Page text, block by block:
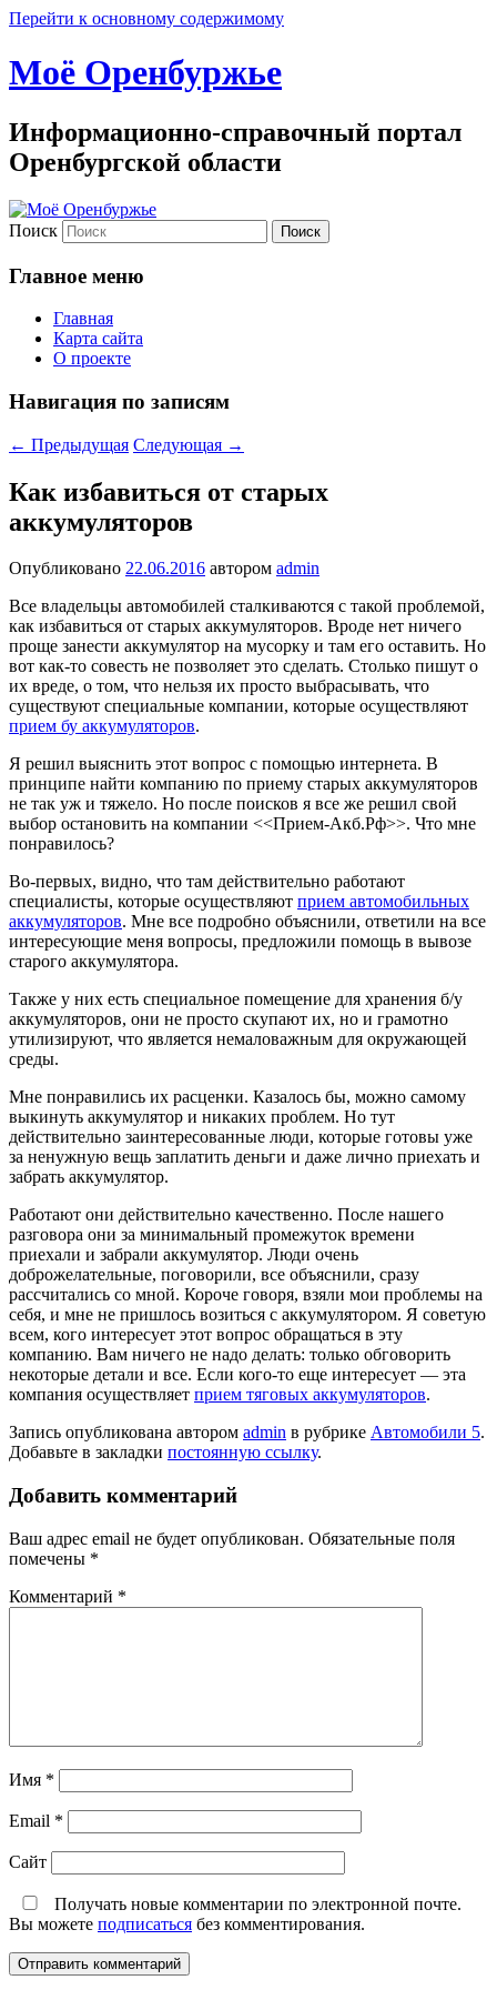
Перейти к основному содержимому
Моё Оренбуржье
Информационно-справочный портал
Оренбургской области
Поиск
Главное меню
Главная
Карта сайта
О проекте
Навигация по записям
← Предыдущая Следующая →
Как избавиться от старых
аккумуляторов
Опубликовано 22.06.2016 автором admin
Все владельцы автомобилей сталкиваются с такой проблемой,
как избавиться от старых аккумуляторов. Вроде нет ничего
проще занести аккумулятор на мусорку и там его оставить. Но
вот как-то совесть не позволяет это сделать. Столько пишут о
их вреде, о том, что нельзя их просто выбрасывать, что
существуют специальные компании, которые осуществляют
прием бу аккумуляторов.
Я решил выяснить этот вопрос с помощью интернета. В
принципе найти компанию по приему старых аккумуляторов
не так уж и тяжело. Но после поисков я все же решил свой
выбор остановить на компании <<Прием-Акб.Рф>>. Что мне
понравилось?
Во-первых, видно, что там действительно работают
специалисты, которые осуществляют прием автомобильных
аккумуляторов. Мне все подробно объяснили, ответили на все
интересующие меня вопросы, предложили помощь в вывозе
старого аккумулятора.
Также у них есть специальное помещение для хранения б/у
аккумуляторов, они не просто скупают их, но и грамотно
утилизируют, что является немаловажным для окружающей
среды.
Мне понравились их расценки. Казалось бы, можно самому
выкинуть аккумулятор и никаких проблем. Но тут
действительно заинтересованные люди, которые готовы уже
за ненужную вещь заплатить деньги и даже лично приехать и
забрать аккумулятор.
Работают они действительно качественно. После нашего
разговора они за минимальный промежуток времени
приехали и забрали аккумулятор. Люди очень
доброжелательные, поговорили, все объяснили, сразу
рассчитались со мной. Короче говоря, взяли мои проблемы на
себя, и мне не пришлось возиться с аккумулятором. Я советую
всем, кого интересует этот вопрос обращаться в эту
компанию. Вам ничего не надо делать: только обговорить
некоторые детали и все. Если кого-то еще интересует — эта
компания осуществляет прием тяговых аккумуляторов.
Запись опубликована автором admin в рубрике Автомобили 5.
Добавьте в закладки постоянную ссылку.
Добавить комментарий
Ваш адрес email не будет опубликован. Обязательные поля
помечены *
Комментарий *
Имя *
Email *
Сайт
Получать новые комментарии по электронной почте.
Вы можете подписаться без комментирования.